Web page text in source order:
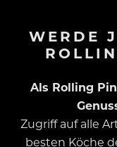
WERDE
Als Rolling
Zugriff auf alle
besten Köche